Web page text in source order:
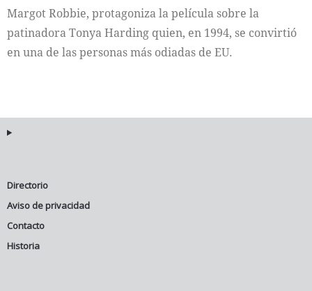
Internacional
Margot Robbie, protagoniza la película sobre la
patinadora Tonya Harding quien, en 1994, se convirtió
en una de las personas más odiadas de EU.
Directorio
Aviso de privacidad
Contacto
Historia